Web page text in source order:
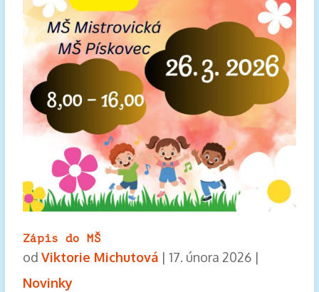
Zápis do MŠ
od Viktorie Michutová| 17. února 2026|
Novinky